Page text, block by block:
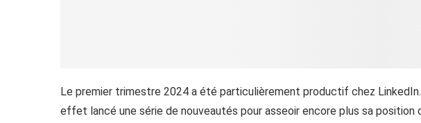
Le premier trimestre 2024 a été particulièrement productif chez
effet lancé une série de nouveautés pour asseoir encore plus sa position